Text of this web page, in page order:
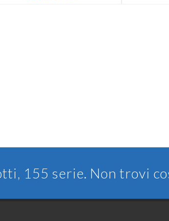
155 serie. Non trovi